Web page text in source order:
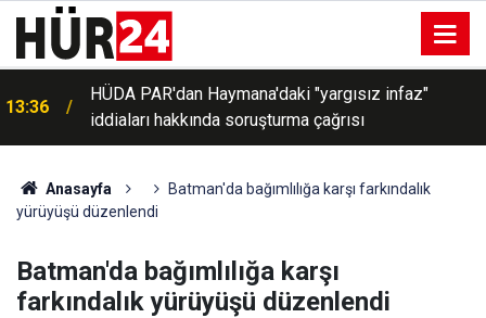
13:36
HÜDA PAR'dan Haymana'daki "yargısız infaz"
iddiaları hakkında soruşturma çağrısı
Anasayfa
Batman'da bağımlılığa karşı farkındalık
yürüyüşü düzenlendi
Batman'da bağımlılığa karşı
farkındalık yürüyüşü düzenlendi